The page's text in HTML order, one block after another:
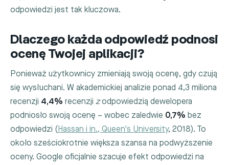
odpowiedzi jest tak kluczowa.
Dlaczego każda odpowiedź podnosi
ocenę Twojej aplikacji?
Ponieważ użytkownicy zmieniają swoją ocenę, gdy czują
się wysłuchani. W akademickiej analizie ponad 4,3 miliona
recenzji 4,4% recenzji zodpowiedzią dewelopera
podniosło swoją ocenę – wobec zaledwie 0,7% bez
odpowiedzi (Hassan i in., Queen's University, 2018). To
około sześciokrotnie większa szansa na podwyższenie
oceny. Google oficjalnie szacuje efekt odpowiedzi na